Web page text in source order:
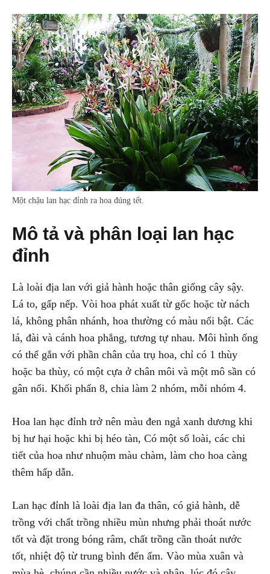
Một chậu lan hạc đỉnh ra hoa đúng tết.
Mô tả và phân loại lan hạc
đỉnh
Là loài địa lan với giả hành hoặc thân giống cây sậy.
Lá to, gấp nếp. Vòi hoa phát xuất từ gốc hoặc từ nách
lá, không phân nhánh, hoa thường có màu nổi bật. Các
lá, đài và cánh hoa phẳng, tương tự nhau. Môi hình ống
có thể gắn với phần chân của trụ hoa, chỉ có 1 thùy
hoặc ba thùy, có một cựa ở chân môi và một mô sần có
gân nổi. Khối phấn 8, chia làm 2 nhóm, mỗi nhóm 4.
Hoa lan hạc đỉnh trở nên màu đen ngả xanh dương khi
bị hư hại hoặc khi bị héo tàn, Có một số loài, các chi
tiết của hoa như nhuộm màu chàm, làm cho hoa càng
thêm hấp dẫn.
Lan hạc đỉnh là loài địa lan đa thân, có giả hành, dễ
trồng với chất trồng nhiều mùn nhưng phải thoát nước
tốt và đặt trong bóng râm, chất trồng cần thoát nước
tốt, nhiệt độ từ trung bình đến ấm. Vào mùa xuân và